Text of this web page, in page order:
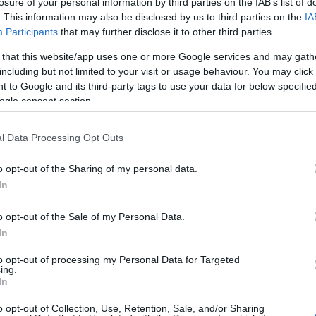
This information may also be disclosed by us to third parties on the
Participants that may further disclose it to other third parties.
that this website/app uses one or more Google services and may
but not limited to your visit or usage behaviour. You may
to Google and its third-party tags to use your data for below
consent section.
Data Processing Opt Outs
opt-out of the Sharing of my personal data.
opt-out of the Sale of my Personal Data.
opt-out of processing my Personal Data for Targeted
opt-out of Collection, Use, Retention, Sale, and/or Sharing
regényéről a posztmodern bűvészdoboz
metafora a kortárs kultúra és művészet egyik
legtalálóbb leírása. Míg a hagyományos
bűvészdoboz egyetlen, jól definiált trükköt
rejt, addig a...
Sült csirkecombos tésztaA csirkés ételek
számít. Egy idő után azonban unalmassá tud